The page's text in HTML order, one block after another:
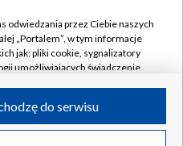
S.A. w likwidacji
odwiedzania przez Ciebie naszych
„Portalem”, w tym informacje
jak: pliki cookie, sygnalizatory
umożliwiających świadczenie
odwiedzania przez Ciebie
do serwisu